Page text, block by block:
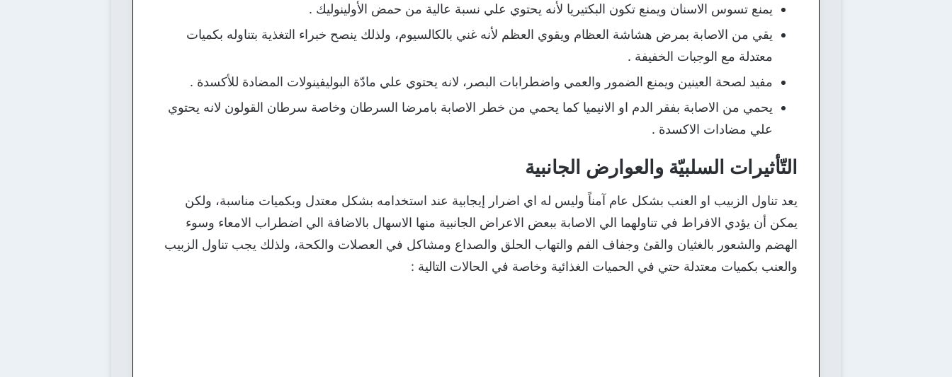
يمنع تسوس الاسنان ويمنع تكون البكتيريا لأنه يحتوي علي نسبة عالية من حمض الأولينوليك .
يقي من الاصابة بمرض هشاشة العظام ويقوي العظم لأنه غني بالكالسيوم، ولذلك ينصح خبراء التغذية بتناوله بكميات
معتدلة مع الوجبات الخفيفة .
مفيد لصحة العينين ويمنع الضمور والعمي واضطرابات البصر، لانه يحتوي علي مادّة البوليفينولات المضادة للأكسدة .
يحمي من الاصابة بفقر الدم او الانيميا كما يحمي من خطر الاصابة بامرضا السرطان وخاصة سرطان القولون لانه يحتوي
علي مضادات الاكسدة .
التّأثيرات السلبيّة والعوارض الجانبية
يعد تناول الزبيب او العنب بشكل عام آمناً وليس له اي اضرار إيجابية عند استخدامه بشكل معتدل وبكميات مناسبة، ولكن
يمكن أن يؤدي الافراط في تناولهما الي الاصابة ببعض الاعراض الجانبية منها الاسهال بالاضافة الي اضطراب الامعاء وسوء
الهضم والشعور بالغثيان والقئ وجفاف الفم والتهاب الحلق والصداع ومشاكل في العصلات والكحة، ولذلك يجب تناول الزبيب
والعنب بكميات معتدلة حتي في الحميات الغذائية وخاصة في الحالات التالية :